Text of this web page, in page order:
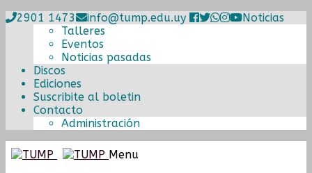
2901 1473 info@tump.edu.uy
Noticias
Talleres
Eventos
Noticias pasadas
Discos
Ediciones
Suscribite al boletin
Contacto
Administración
IrIr
Menu